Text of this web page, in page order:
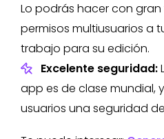
Lo podrás hacer con
permisos multiusuarios a
trabajo para su edición.
Excelente seguridad:
app es de clase mundial,
usuarios una seguridad